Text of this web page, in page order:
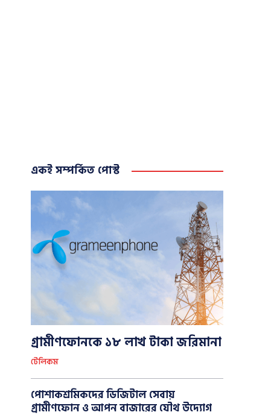
একই সম্পর্কিত পোস্ট
গ্রামীণফোনকে ১৮ লাখ টাকা জরিমানা
টেলিকম
পোশাকশ্রমিকদের ডিজিটাল সেবায়
গ্রামীণফোন ও আপন বাজারের যৌথ উদ্যোগ